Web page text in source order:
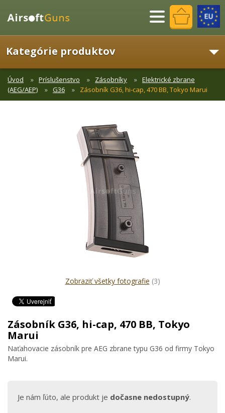
Menu
Kategórie produktov
Úvod Príslušenstvo Zásobníky
Elektrické zbrane
(AEG/AEP)
G36 Zásobník G36, hi-cap, 470 BB, Tokyo Marui
Zobraziť všetky fotografie (3)
Zásobník G36, hi-cap, 470 BB, Tokyo
Marui
Naťahovacie zásobník pre AEG zbrane typu G36 od firmy Tokyo
Marui.
Je nám ľúto, ale produkt je dočasne nedostupný.